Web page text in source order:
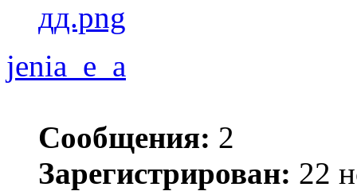
jenia_e_a
Сообщения: 2
Зарегистрирован: 22